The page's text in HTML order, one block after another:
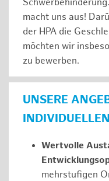
macht uns aus!
der HPA die
möchten wir
zu bewerben.
UNSERE
Wertvolle
mehrstufigen